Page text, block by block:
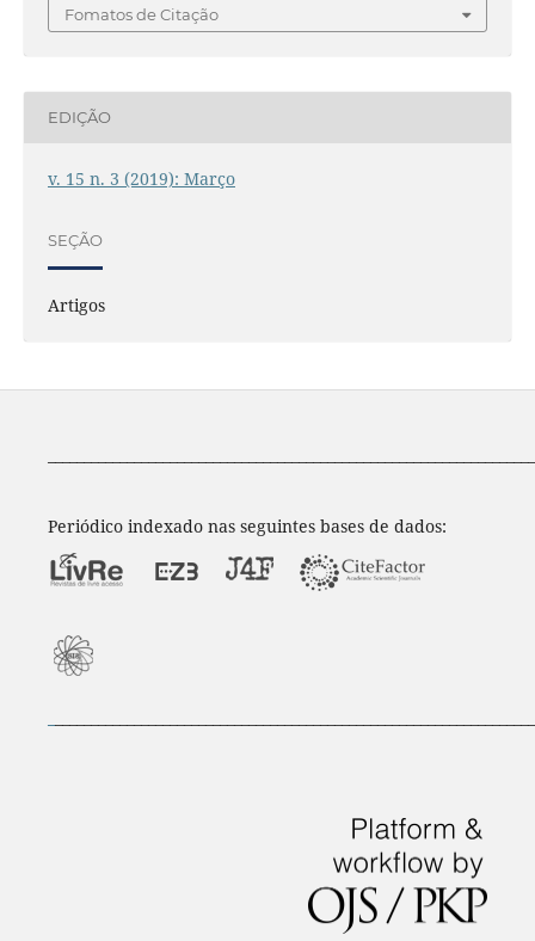
Fomatos de Citação
EDIÇÃO
v. 15 n. 3 (2019): Março
SEÇÃO
Artigos
Periódico indexado nas seguintes bases de dados: